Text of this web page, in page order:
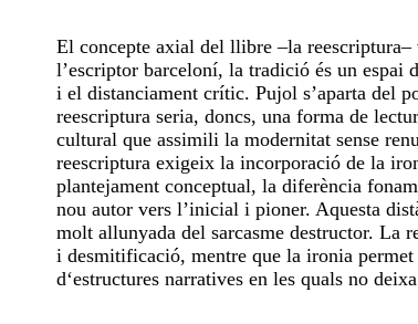
El concepte axial del llibre –la
l’escriptor barceloní, la tradició és un
i el distanciament crític. Pujol s’aparta del
reescriptura seria, doncs, una forma de
cultural que assimili la modernitat sense
reescriptura exigeix ​​la incorporació de la
plantejament conceptual, la diferència
nou autor vers l’inicial i pioner. Aquesta
molt allunyada del sarcasme destructor. La
i desmitificació, mentre que la ironia
d‘estructures narratives en les quals no